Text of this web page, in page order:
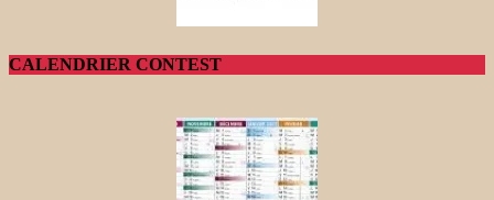
CALENDRIER CONTEST